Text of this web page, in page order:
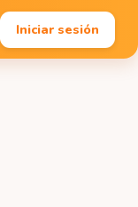
Iniciar sesión